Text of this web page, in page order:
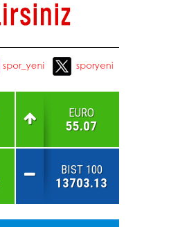
EURO
55.07
BIST 100
13703.13